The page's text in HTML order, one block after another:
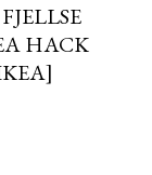
HACK